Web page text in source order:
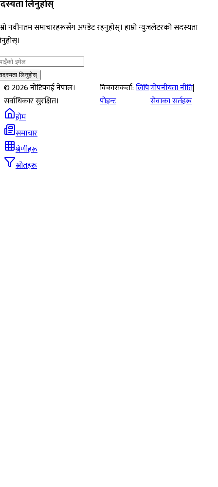
लिनुहोस्
नवीनतम समाचारहरूसँग अपडेट रहनुहोस्। हाम्रो न्युजलेटरको सदस्यता
लिनुहोस्
©2026नोटिफाई नेपाल।
सर्वाधिकार सुरक्षित।
विकासकर्ता:लिपि
पोइन्ट
गोपनीयता नीति|
सेवाका सर्तहरू
होम
समाचार
श्रेणीहरू
स्रोतहरू